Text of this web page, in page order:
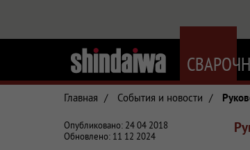
Главная / События и новости /
Статьи и обзоры о сварочном
Shindaiwa в Украине, поставки
Опубликовано: 24 04 2018
Обновлено: 11 12 2024